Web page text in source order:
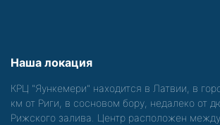
Наша локация
КРЦ "Яункемери" находится в Латвии, в
км от Риги, в сосновом бору, недалеко от
Рижского залива. Центр расположен